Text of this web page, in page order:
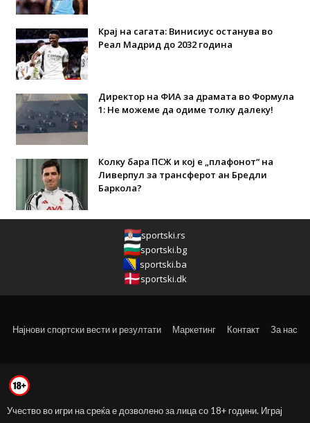
Крај на сагата: Винисиус останува во
Реал Мадрид до 2032 година
Директор на ФИА за драмата во Формула
1: Не можеме да одиме толку далеку!
Колку бара ПСЖ и кој е „плафонот“ на
Ливерпул за трансферот ан Бредли
Баркола?
sportski.rs
sportski.bg
sportski.ba
sportski.dk
Најнови спортски вести и резултати Маркетинг Контакт За нас
Учество во игри на среќа е дозволено за лица со 18+ години. Играј